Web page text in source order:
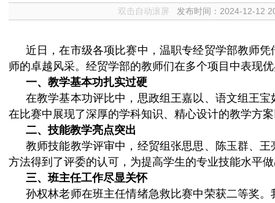
双击自动滚屏 发布时间： 2024-12-12
近日，在市级各项比赛中，温职专经贸学部教师
师的卓越风采。经贸学部的教师们在多个项目中表现
一、教学基本功扎实过硬
在教学基本功评比中，思政组王嘉以、语文组王
在比赛中展现了深厚的学科知识、精心设计的教学方
二、技能教学亮点突出
教师技能教学评审中，经贸组张思思、陈玉群、
方法得到了评委的认可，为提高学生的专业技能水平
三、班主任工作尽显关怀
孙权林老师在班主任情绪急救比赛中荣获二等奖